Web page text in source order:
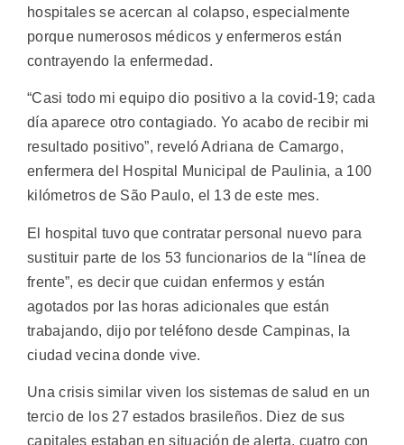
hospitales se acercan al colapso, especialmente
porque numerosos médicos y enfermeros están
contrayendo la enfermedad.
“Casi todo mi equipo dio positivo a la covid-19; cada
día aparece otro contagiado. Yo acabo de recibir mi
resultado positivo”, reveló Adriana de Camargo,
enfermera del Hospital Municipal de Paulinia, a 100
kilómetros de São Paulo, el 13 de este mes.
El hospital tuvo que contratar personal nuevo para
sustituir parte de los 53 funcionarios de la “línea de
frente”, es decir que cuidan enfermos y están
agotados por las horas adicionales que están
trabajando, dijo por teléfono desde Campinas, la
ciudad vecina donde vive.
Una crisis similar viven los sistemas de salud en un
tercio de los 27 estados brasileños. Diez de sus
capitales estaban en situación de alerta, cuatro con